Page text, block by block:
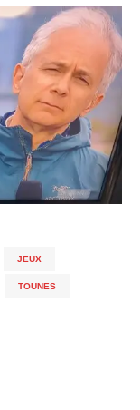
JEUX
TOUNES